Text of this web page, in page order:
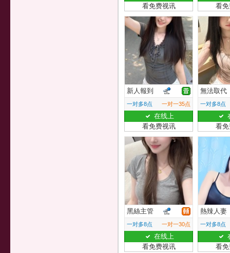
看免费视讯
看
新人報到
一对多8点 一对一35点
在线上
看免费视讯
無法取代
一对多8点
看
黑絲主管
一对多8点 一对一30点
在线上
看免费视讯
熱辣人妻
一对多8点
看